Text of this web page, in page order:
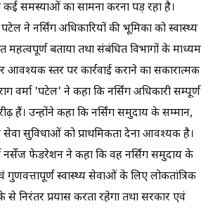
समस्याओं का सामना करना पड़ रहा है।
ने नर्सिंग अधिकारियों की भूमिका को स्वास्थ्य
बताया तथा संबंधित विभागों के माध्यम
आवश्यक स्तर पर कार्रवाई कराने का सकारात्मक
वर्मा 'पटेल' ने कहा कि नर्सिंग अधिकारी सम्पूर्ण
हैं। उन्होंने कहा कि नर्सिंग समुदाय के सम्मान,
सेवा सुविधाओं को प्राथमिकता देना आवश्यक है।
नर्सेज फेडरेशन ने कहा कि वह नर्सिंग समुदाय के
गुणवत्तापूर्ण स्वास्थ्य सेवाओं के लिए लोकतांत्रिक
से निरंतर प्रयास करता रहेगा तथा सरकार एवं